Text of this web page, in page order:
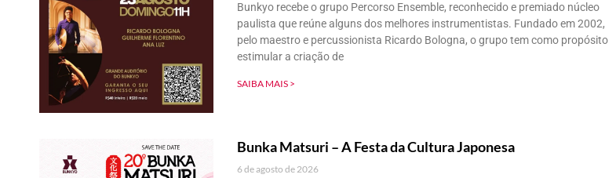
Bunkyo recebe o grupo Percorso Ensemble, reconhecido e premiado núcleo
paulista que reúne alguns dos melhores instrumentistas. Fundado em 2002,
pelo maestro e percussionista Ricardo Bologna, o grupo tem como propósito
estimular a criação de
SAIBA MAIS >
Bunka Matsuri – A Festa da Cultura Japonesa
6 de agosto de 2026